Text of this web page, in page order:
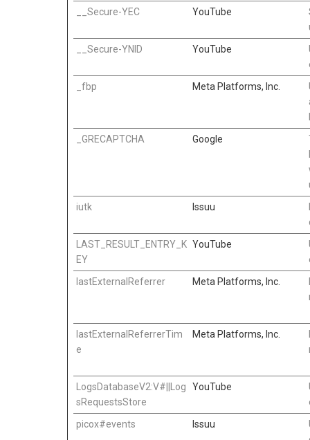
__Secure-YEC
YouTube
__Secure-YNID
YouTube
_fbp
Meta Platforms, Inc.
_GRECAPTCHA
Google
iutk
Issuu
LAST_RESULT_ENTRY_K
EY
YouTube
lastExternalReferrer
Meta Platforms, Inc.
lastExternalReferrerTim
e
Meta Platforms, Inc.
LogsDatabaseV2:V#||Log
sRequestsStore
YouTube
picox#events
Issuu